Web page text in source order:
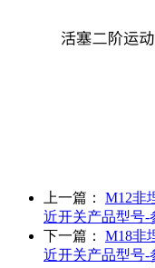
上一篇： M12非
近开关产品型号-
下一篇： M18非
近开关产品型号-